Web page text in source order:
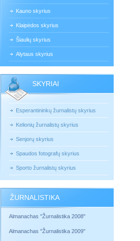
Kauno skyrius
Klaipėdos skyrius
Šiaulių skyrius
Alytaus skyrius
SKYRIAI
Esperantininkų žurnalistų skyrius
Kelionių žurnalistų skyrius
Senjorų skyrius
Spaudos fotografų skyrius
Sporto žurnalistų skyrius
ŽURNALISTIKA
Almanachas "Žurnalistika 2008"
Almanachas "Žurnalistika 2009"